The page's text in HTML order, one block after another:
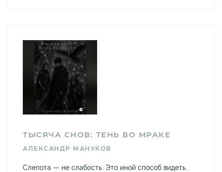
ТЫСЯЧА СНОВ: ТЕНЬ ВО МРАКЕ
АЛЕКСАНДР МАНУКОВ
Слепота — не слабость. Это иной способ видеть.